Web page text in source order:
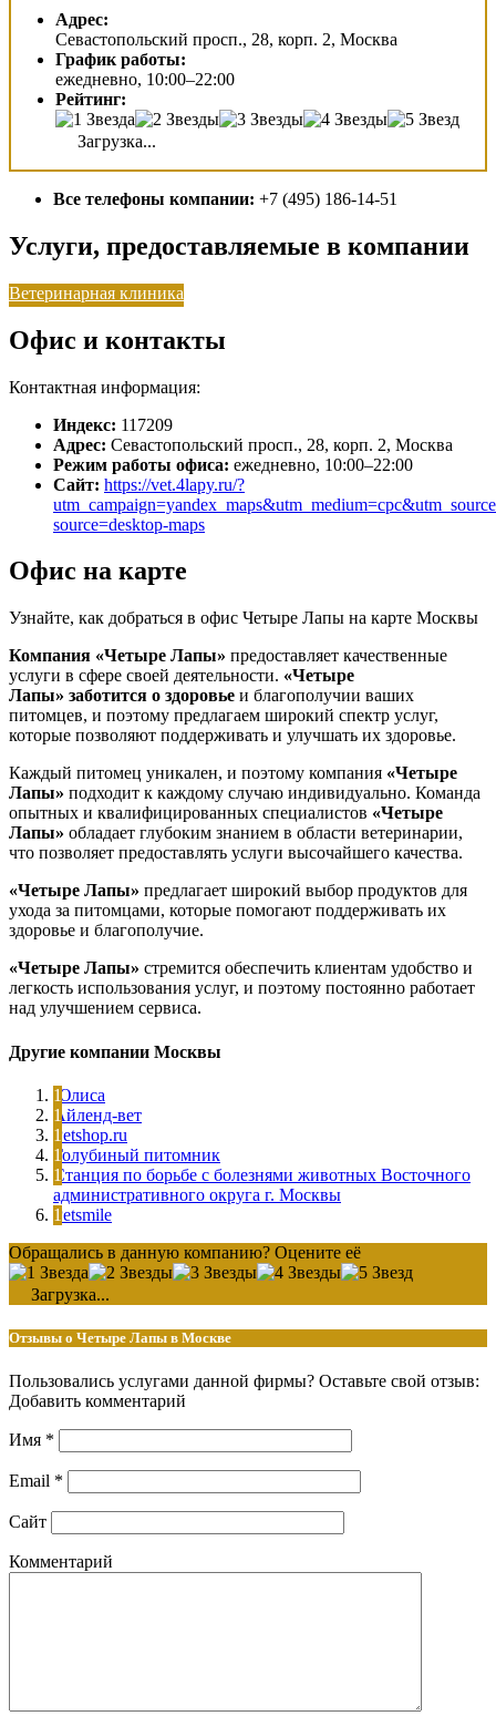
Адрес:
Севастопольский просп., 28, корп. 2, Москва
График работы:
ежедневно, 10:00–22:00
Рейтинг:
Загрузка...
Все телефоны компании: +7 (495) 186-14-51
Услуги, предоставляемые в компании
Ветеринарная клиника
Офис и контакты
Контактная информация:
Индекс: 117209
Адрес: Севастопольский просп., 28, корп. 2, Москва
Режим работы офиса: ежедневно, 10:00–22:00
Сайт: https://vet.4lapy.ru/?
source=desktop-maps
Офис на карте
Узнайте, как добраться в офис Четыре Лапы на карте Москвы
Компания «Четыре Лапы» предоставляет качественные
услуги в сфере своей деятельности. «Четыре
Лапы» заботится о здоровье и благополучии ваших
питомцев, и поэтому предлагаем широкий спектр услуг,
которые позволяют поддерживать и улучшать их здоровье.
Каждый питомец уникален, и поэтому компания «Четыре
Лапы» подходит к каждому случаю индивидуально. Команда
опытных и квалифицированных специалистов «Четыре
Лапы» обладает глубоким знанием в области ветеринарии,
что позволяет предоставлять услуги высочайшего качества.
«Четыре Лапы» предлагает широкий выбор продуктов для
ухода за питомцами, которые помогают поддерживать их
здоровье и благополучие.
«Четыре Лапы» стремится обеспечить клиентам удобство и
легкость использования услуг, и поэтому постоянно работает
над улучшением сервиса.
Другие компании Москвы
Юлиса
Айленд-вет
Petshop.ru
Голубиный питомник
Станция по борьбе с болезнями животных Восточного
административного округа г. Москвы
Petsmile
Обращались в данную компанию? Оцените её
Загрузка...
Отзывы о Четыре Лапы в Москве
Пользовались услугами данной фирмы? Оставьте свой отзыв:
Добавить комментарий
Имя *
Email *
Сайт
Комментарий